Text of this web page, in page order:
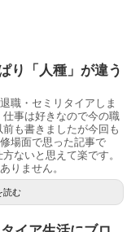
り「人種」が違う
職・セミリタイアしま
事は好きなので今の職
も書きましたが今回も
場面で思った記事で
ないと思えて楽です。
りません。
読む